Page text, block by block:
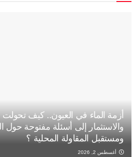
أزمة الماء في العيون.. كيف تحولت
والاستثمار إلى أسئلة مفتوحة حول
ومستقبل المقاولة المحلية ؟
أغسطس 2, 2026